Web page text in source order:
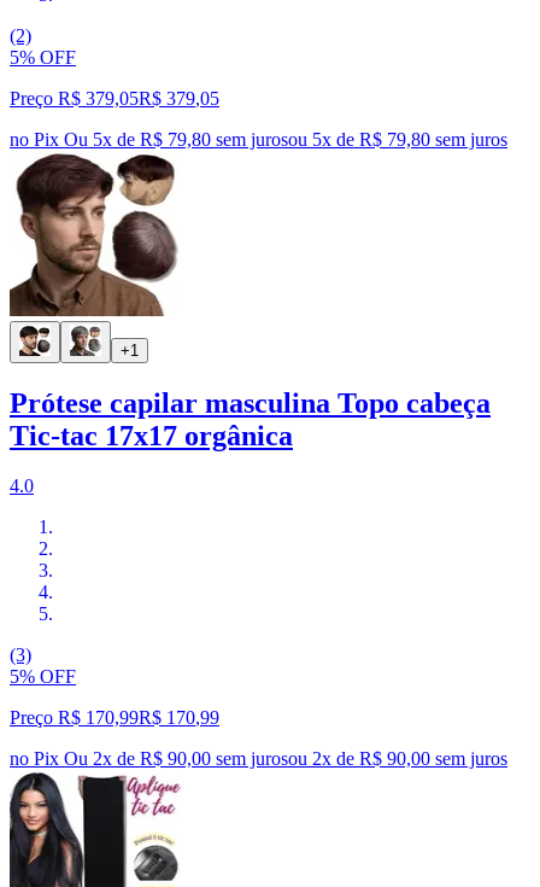
(2)
5% OFF
Preço R$ 379,05R$ 379,05
no Pix Ou 5x de R$ 79,80 sem jurosou 5x de R$ 79,80 sem juros
+1
Prótese capilar masculina Topo cabeça
Tic-tac 17x17 orgânica
4.0
(3)
5% OFF
Preço R$ 170,99R$ 170,99
no Pix Ou 2x de R$ 90,00 sem jurosou 2x de R$ 90,00 sem juros